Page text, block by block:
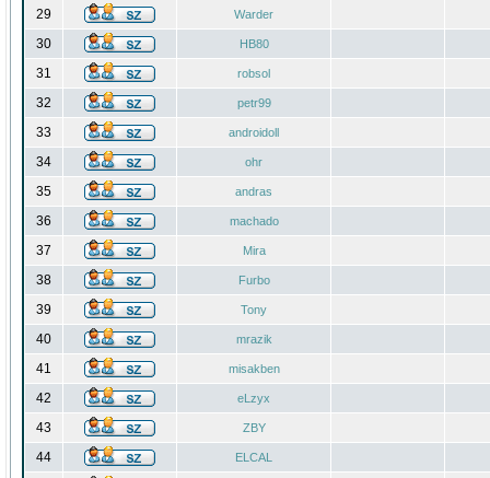
29 Warder
30 HB80
31 robsol
32 petr99
33 androidoll
34 ohr
35 andras
36 machado
37 Mira
38 Furbo
39 Tony
40 mrazik
41 misakben
42 eLzyx
43 ZBY
44 ELCAL